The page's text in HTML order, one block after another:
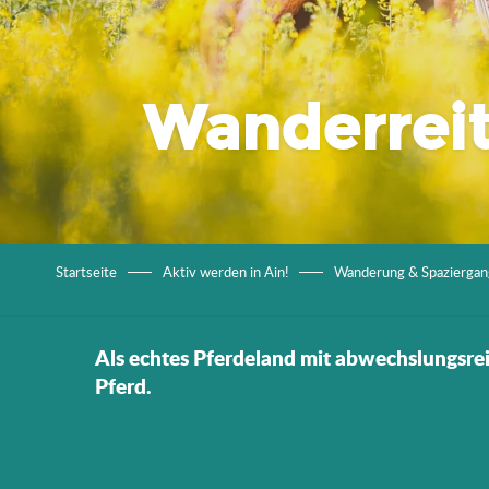
Startseite Aktiv werden in Ain! Wanderung &
Als echtes Pferdeland mit
Pferd.